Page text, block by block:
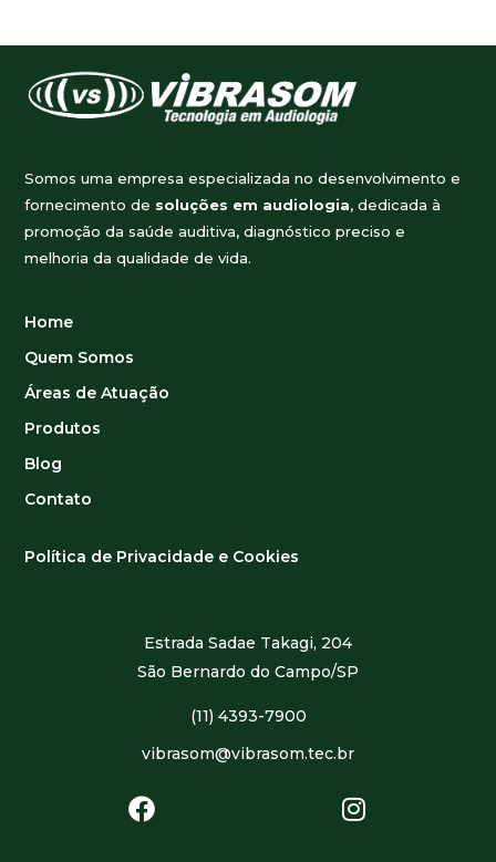
Somos uma empresa especializada no desenvolvimento e
fornecimento de soluções em audiologia, dedicada à
promoção da saúde auditiva, diagnóstico preciso e
melhoria da qualidade de vida.
Home
Quem Somos
Áreas de Atuação
Produtos
Blog
Contato
Política de Privacidade e Cookies
Estrada Sadae Takagi, 204
São Bernardo do Campo/SP
(11) 4393-7900
vibrasom@vibrasom.tec.br